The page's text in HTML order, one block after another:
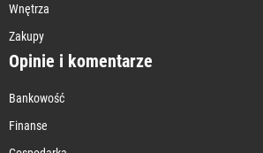
Wnętrza
Zakupy
Opinie i komentarze
Bankowość
Finanse